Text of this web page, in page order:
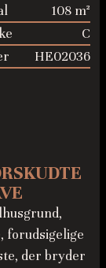
108 m²
C
HE02036
forudsigelige
der bryder